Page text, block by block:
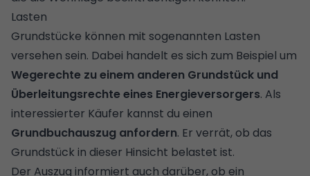
Lasten
Grundstücke können mit sogenannten Lasten
versehen sein. Dabei handelt es sich zum Beispiel um
Wegerechte zu einem anderen Grundstück und
Überleitungsrechte eines Energieversorgers. Als
interessierter Käufer kannst du einen
Grundbuchauszug anfordern. Er verrät, ob das
Grundstück in dieser Hinsicht belastet ist.
Der Auszug informiert auch darüber, ob ein